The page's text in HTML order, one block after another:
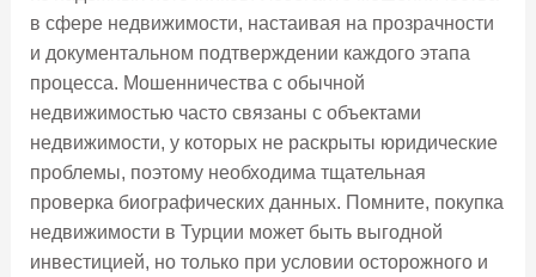
в сфере недвижимости, настаивая на прозрачности
и документальном подтверждении каждого этапа
процесса. Мошенничества с обычной
недвижимостью часто связаны с объектами
недвижимости, у которых не раскрыты юридические
проблемы, поэтому необходима тщательная
проверка биографических данных. Помните, покупка
недвижимости в Турции может быть выгодной
инвестицией, но только при условии осторожного и